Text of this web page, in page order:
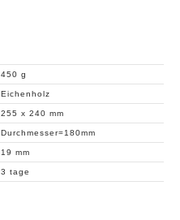
450 g
Eichenholz
255 x 240 mm
Durchmesser=180mm
19 mm
3 tage